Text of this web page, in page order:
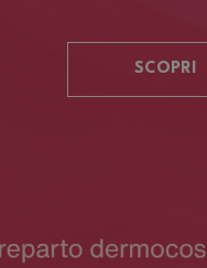
SCOPRI